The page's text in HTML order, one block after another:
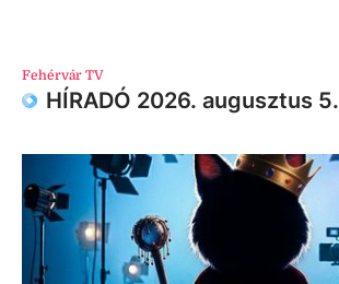
Fehérvár TV
HÍRADÓ 2026. augusztus 5.